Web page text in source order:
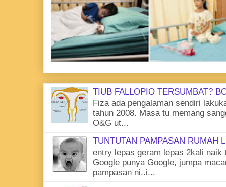
TIUB FALLOPIO TERSUMBAT?
Fiza ada pengalaman sendiri
tahun 2008. Masa tu memang
O&G ut...
TUNTUTAN PAMPASAN RUMAH
entry lepas geram lepas 2kali naik
Google punya Google, jumpa
pampasan ni..i...